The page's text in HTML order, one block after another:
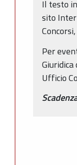
Il testo
sito
Per
Ufficio